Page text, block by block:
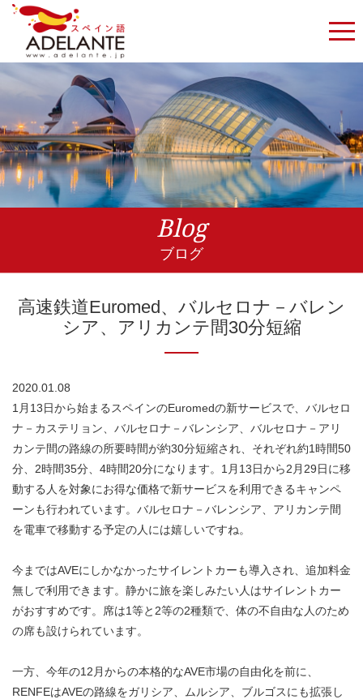
Blog
ブログ
高速鉄道Euromed、バルセロナ－バレン
シア、アリカンテ間30分短縮
2020.01.08
1月13日から始まるスペインのEuromedの新サービスで、バルセロ
ナ－カステリョン、バルセロナ－バレンシア、バルセロナ－アリ
カンテ間の路線の所要時間が約30分短縮され、それぞれ約1時間50
分、2時間35分、4時間20分になります。1月13日から2月29日に移
動する人を対象にお得な価格で新サービスを利用できるキャンペ
ーンも行われています。バルセロナ－バレンシア、アリカンテ間
を電車で移動する予定の人には嬉しいですね。
今まではAVEにしかなかったサイレントカーも導入され、追加料金
無しで利用できます。静かに旅を楽しみたい人はサイレントカー
がおすすめです。席は1等と2等の2種類で、体の不自由な人のため
の席も設けられています。
一方、今年の12月からの本格的なAVE市場の自由化を前に、
RENFEはAVEの路線をガリシア、ムルシア、ブルゴスにも拡張し